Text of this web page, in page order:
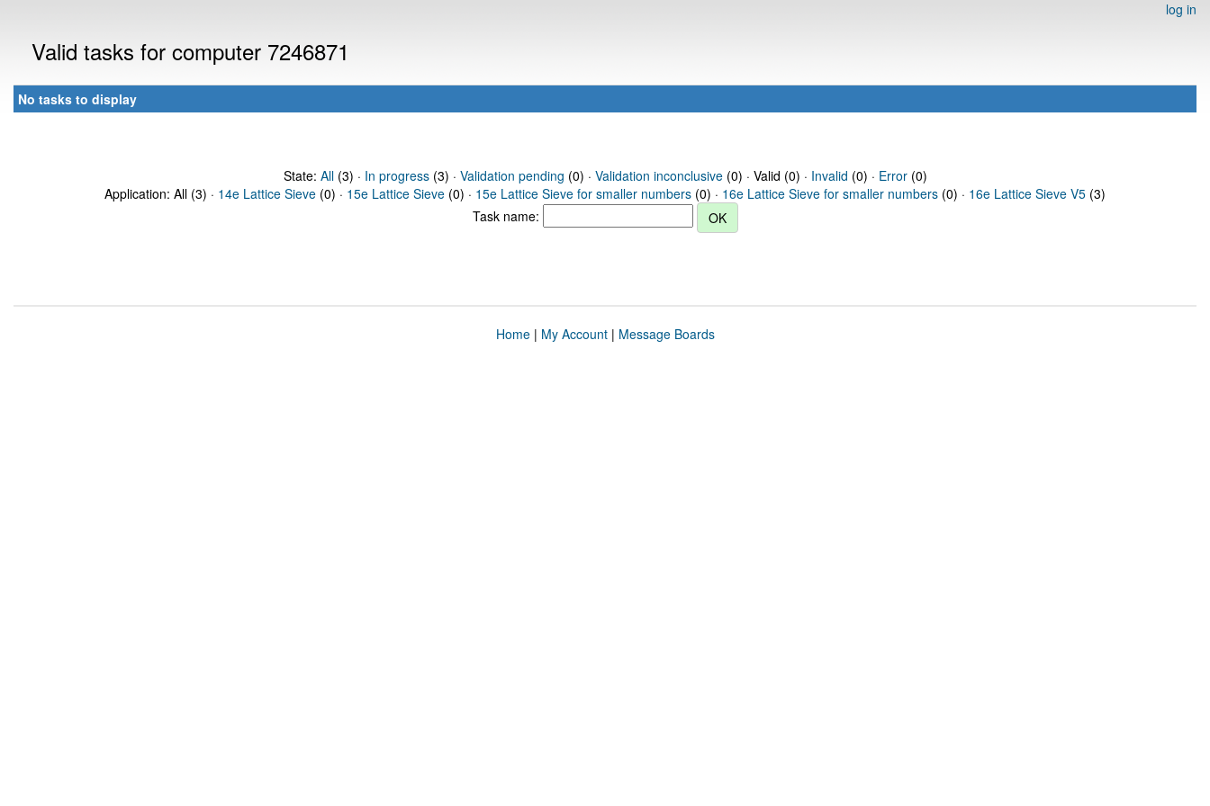
log in
Valid tasks for computer 7246871
No tasks to display
State: All(3) · In progress(3) · Validation pending (0) · Validation inconclusive(0) · Valid (0) · Invalid (0) · Error(0)
Application: All (3) · 14e Lattice Sieve (0) · 15e Lattice Sieve (0) · 15e Lattice Sieve for smaller numbers (0) · 16e Lattice Sieve for smaller numbers (0) · 16e Lattice Sieve V5 (3)
Task name:
Home| My Account| Message Boards